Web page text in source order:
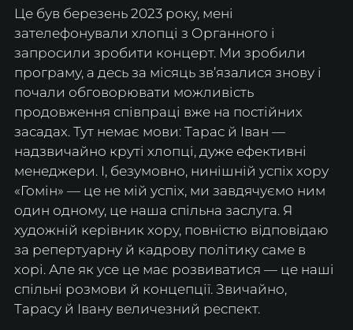
Це був березень 2023 року, мені
зателефонували хлопці з Органного і
запросили зробити концерт. Ми зробили
програму, а десь за місяць зв’язалися знову і
почали обговорювати можливість
продовження співпраці вже на постійних
засадах. Тут немає мови: Тарас й Іван —
надзвичайно круті хлопці, дуже ефективні
менеджери. І, безумовно, нинішній успіх хору
«Гомін» — це не мій успіх, ми завдячуємо ним
один одному, це наша спільна заслуга. Я
художній керівник хору, повністю відповідаю
за репертуарну й кадрову політику саме в
хорі. Але як усе це має розвиватися — це наші
спільні розмови й концепції. Звичайно,
Тарасу й Івану величезний респект.